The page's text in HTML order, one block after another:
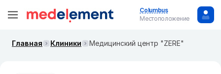
Columbus
Местоположение
Главная Клиники Медицинский центр "ZERE"